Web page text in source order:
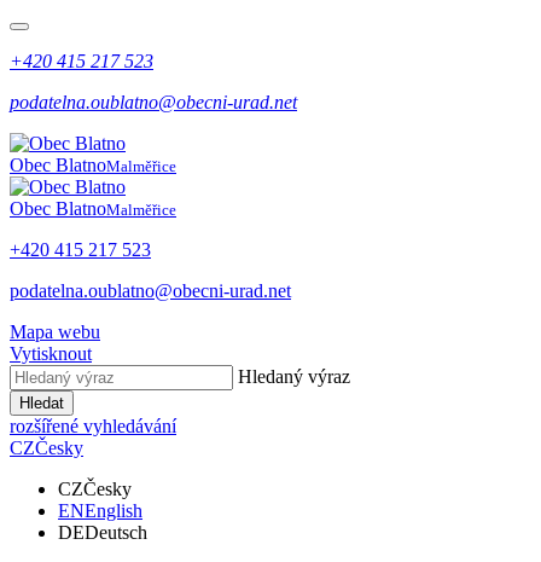
+420 415 217 523
podatelna.oublatno@obecni-urad.net
Obec BlatnoMalměřice
Obec BlatnoMalměřice
+420 415 217 523
podatelna.oublatno@obecni-urad.net
Mapa webu
Vytisknout
Hledaný výraz
Hledat
rozšířené vyhledávání
CZČesky
CZČesky
ENEnglish
DEDeutsch